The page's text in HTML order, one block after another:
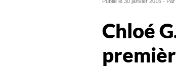
Chloé